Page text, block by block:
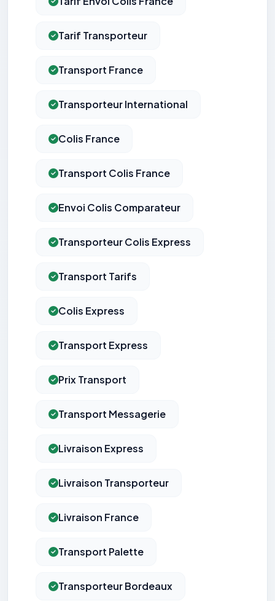
Tarif Transporteur
Transport France
Transporteur International
Colis France
Transport Colis France
Envoi Colis Comparateur
Transporteur Colis Express
Transport Tarifs
Colis Express
Transport Express
Prix Transport
Transport Messagerie
Livraison Express
Livraison Transporteur
Livraison France
Transport Palette
Transporteur Bordeaux